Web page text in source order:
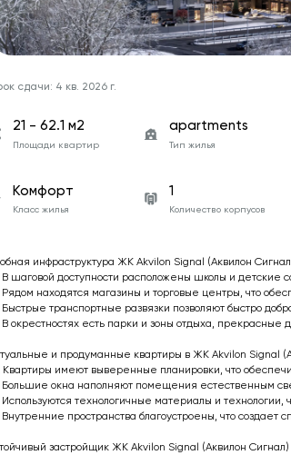
сдачи: 4 кв. 2026 г.
21 - 62.1 м2
Площади квартир
apartments
Тип жилья
Комфорт
Класс жилья
1
Количество корпусов
инфраструктура ЖК Akvilon Signal (Аквилон
В шаговой доступности расположены школы и детские
Рядом находятся магазины и торговые центры, что
Быстрые транспортные развязки позволяют быстро
В окрестностях есть парки и зоны отдыха, прекрасные
и продуманные квартиры в ЖК Akvilon Signal
имеют выверенные планировки, что
Большие окна наполняют помещения естественным
Используются технологичные материалы и технологии,
пространства благоустроены, что создает
застройщик ЖК Akvilon Signal (Аквилон